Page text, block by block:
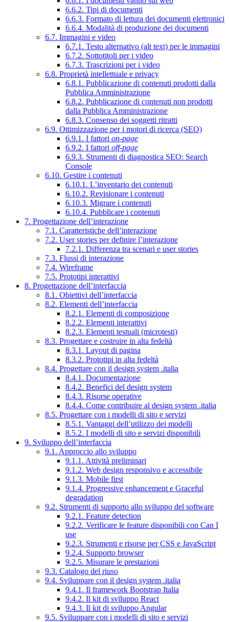
6.6.2. Tipi di documenti
6.6.3. Formato di lettura dei documenti elettronici
6.6.4. Modalità di produzione dei documenti
6.7. Immagini e video
6.7.1. Testo alternativo (alt text) per le immagini
6.7.2. Sottotitoli per i video
6.7.3. Trascrizioni per i video
6.8. Proprietà intellettuale e privacy
6.8.1. Pubblicazione di contenuti prodotti dalla
Pubblica Amministrazione
6.8.2. Pubblicazione di contenuti non prodotti
dalla Pubblica Amministrazione
6.8.3. Consenso dei soggetti ritratti
6.9. Ottimizzazione per i motori di ricerca (SEO)
6.9.1. I fattori on-page
6.9.2. I fattori off-page
6.9.3. Strumenti di diagnostica SEO: Search
Console
6.10. Gestire i contenuti
6.10.1. L’inventario dei contenuti
6.10.2. Revisionare i contenuti
6.10.3. Migrare i contenuti
6.10.4. Pubblicare i contenuti
7. Progettazione dell’interazione
7.1. Caratteristiche dell’interazione
7.2. User stories per definire l’interazione
7.2.1. Differenza tra scenari e user stories
7.3. Flussi di interazione
7.4. Wireframe
7.5. Prototipi interattivi
8. Progettazione dell’interfaccia
8.1. Obiettivi dell’interfaccia
8.2. Elementi dell’interfaccia
8.2.1. Elementi di composizione
8.2.2. Elementi interattivi
8.2.3. Elementi testuali (microtesti)
8.3. Progettare e costruire in alta fedeltà
8.3.1. Layout di pagina
8.3.2. Prototipi in alta fedeltà
8.4. Progettare con il design system .italia
8.4.1. Documentazione
8.4.2. Benefici del design system
8.4.3. Risorse operative
8.4.4. Come contribuire al design system .italia
8.5. Progettare con i modelli di sito e servizi
8.5.1. Vantaggi dell’utilizzo dei modelli
8.5.2. I modelli di sito e servizi disponibili
9. Sviluppo dell’interfaccia
9.1. Approccio allo sviluppo
9.1.1. Attività preliminari
9.1.2. Web design responsivo e accessibile
9.1.3. Mobile first
9.1.4. Progressive enhancement e Graceful
degradation
9.2. Strumenti di supporto allo sviluppo del software
9.2.1. Feature detection
9.2.2. Verificare le feature disponibili con Can I
use
9.2.3. Strumenti e risorse per CSS e JavaScript
9.2.4. Supporto browser
9.2.5. Misurare le prestazioni
9.3. Catalogo del riuso
9.4. Sviluppare con il design system .italia
9.4.1. Il framework Bootstrap Italia
9.4.2. Il kit di sviluppo React
9.4.3. Il kit di sviluppo Angular
9.5. Sviluppare con i modelli di sito e servizi